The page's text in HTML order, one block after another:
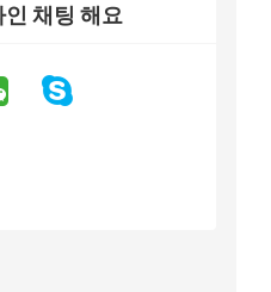
채팅 해요